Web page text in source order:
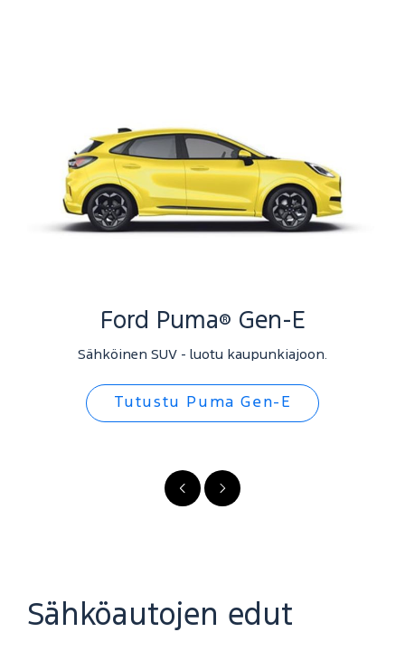
FI
-
FI
-
Ford Puma® Gen-E
Sähköinen SUV - luotu kaupunkiajoon.
Tutustu Puma Gen-E
Sähköautojen edut